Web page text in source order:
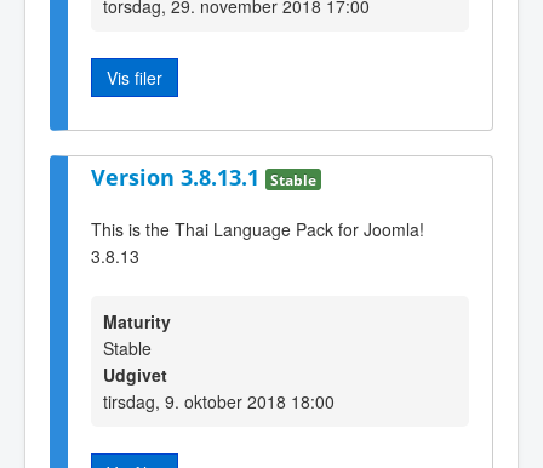
torsdag, 29. november 2018 17:00
Vis filer
Version 3.8.13.1 Stable
This is the Thai Language Pack for Joomla!
3.8.13
Maturity
Stable
Udgivet
tirsdag, 9. oktober 2018 18:00